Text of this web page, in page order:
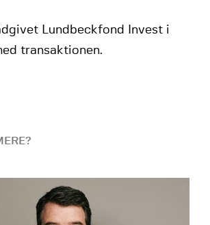
Lundbeckfond Invest i
transaktionen.